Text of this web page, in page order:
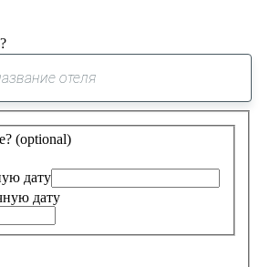
0
предложение
найдено
(optional)
дату
дату